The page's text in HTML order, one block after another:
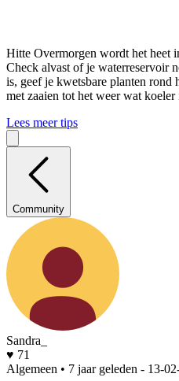
Hitte Overmorgen wordt het heet
Check alvast of je waterreservoir
is, geef je kwetsbare planten rond
met zaaien tot het weer wat koeler
Lees meer tips
Community
Sandra_
♥ 71
Algemeen • 7 jaar geleden - 13-